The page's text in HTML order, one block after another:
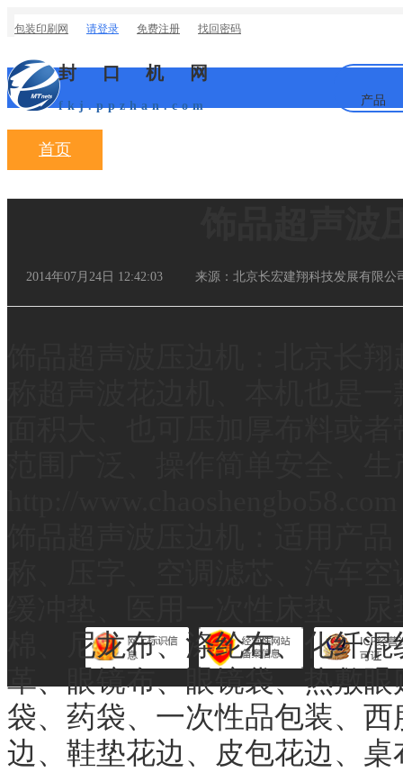
封口机网
fkj.ppzhan.com 产品
首页
2014年07月24日 12:42:03
来源：北京长宏建翔科技发展有限公
棉、尼龙布、涤纶布、化纤
革、眼镜布、眼镜袋、热敷
袋、药袋、一次性品包装、
边、鞋垫花边、皮包花边、